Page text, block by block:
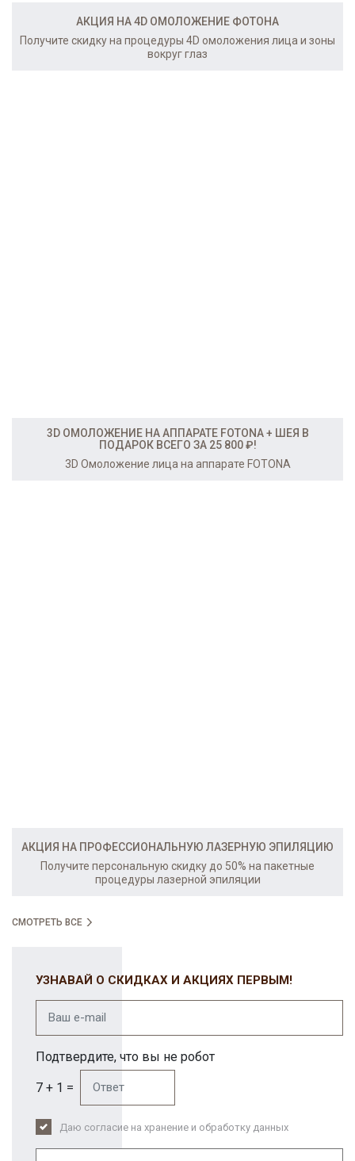
АКЦИЯ НА 4D ОМОЛОЖЕНИЕ ФОТОНА
Получите скидку на процедуры 4D омоложения лица и зоны
вокруг глаз
3D ОМОЛОЖЕНИЕ НА АППАРАТЕ FOTONA + ШЕЯ В
ПОДАРОК ВСЕГО ЗА 25 800 ₽!
3D Омоложение лица на аппарате FOTONA
АКЦИЯ НА ПРОФЕССИОНАЛЬНУЮ ЛАЗЕРНУЮ ЭПИЛЯЦИЮ
Получите персональную скидку до 50% на пакетные
процедуры лазерной эпиляции
СМОТРЕТЬ ВСЕ
УЗНАВАЙ О СКИДКАХ И АКЦИЯХ ПЕРВЫМ!
Подтвердите, что вы не робот
7 + 1 =
Даю согласие на хранение и обработку данных